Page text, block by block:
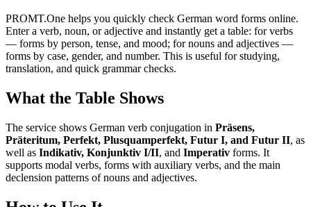
PROMT.One helps you quickly check German word forms online.
Enter a verb, noun, or adjective and instantly get a table: for verbs
— forms by person, tense, and mood; for nouns and adjectives —
forms by case, gender, and number. This is useful for studying,
translation, and quick grammar checks.
What the Table Shows
The service shows German verb conjugation in Präsens,
Präteritum, Perfekt, Plusquamperfekt, Futur I, and Futur II, as
well as Indikativ, Konjunktiv I/II, and Imperativ forms. It
supports modal verbs, forms with auxiliary verbs, and the main
declension patterns of nouns and adjectives.